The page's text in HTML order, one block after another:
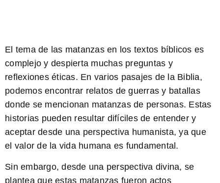
El tema de las matanzas en los textos bíblicos es
complejo y despierta muchas preguntas y
reflexiones éticas. En varios pasajes de la Biblia,
podemos encontrar relatos de guerras y batallas
donde se mencionan matanzas de personas. Estas
historias pueden resultar difíciles de entender y
aceptar desde una perspectiva humanista, ya que
el valor de la vida humana es fundamental.
Sin embargo, desde una perspectiva divina, se
plantea que estas matanzas fueron actos